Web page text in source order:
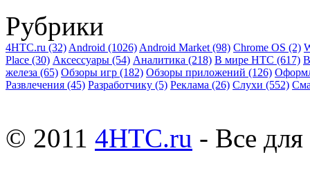
Рубрики
4HTC.ru (32) Android (1026) Android Market (98) Chrome OS (2)
Place (30) Аксессуары (54) Аналитика (218) В мире HTC (617)
железа (65) Обзоры игр (182) Обзоры приложений (126)
Развлечения (45) Разработчику (5) Реклама (26) Слухи (552)
© 2011 4HTC.ru - Все